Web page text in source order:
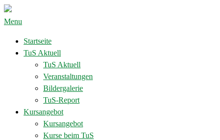
Menu
Startseite
TuS Aktuell
TuS Aktuell
Veranstaltungen
Bildergalerie
TuS-Report
Kursangebot
Kursangebot
Kurse beim TuS